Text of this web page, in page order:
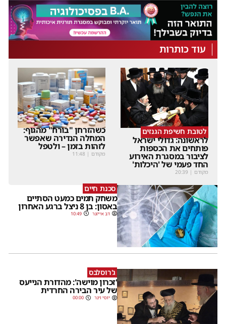
עוד כותרות
לטובת חשיפת הגנזים
לראשונה: גדולי ישראל
פותחים את הכספות
לציבור במסגרת האירוע
החד פעמי של 'היכלות'
מקודם |
20:39
כשהזרחן "בורח" מהגוף:
המחלה הנדירה שאפשר
לזהות בזמן – ולטפל
מקודם |
11:48
סכנת חיים
משחק תמים כמעט הסתיים
באסון: בן 8 ניצל ברגע האחרון
דב אייזנר 10:49
ג'רוסלבס
'זכרון מוישה': מהדורת הנייעס
של עיר הבירה החרדית
יוסי וינר 00:00